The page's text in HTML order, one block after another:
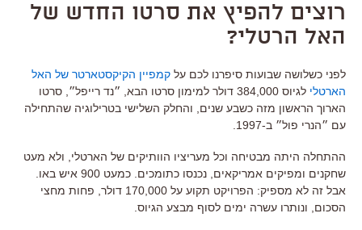
רוצים להפיץ את סרטו החדש של
האל הרטלי?
לפני כשלושה שבועות סיפרנו לכם על קמפיין הקיקסטארטר של האל
הארטלי
לגיוס 384,000 דולר למימון סרטו הבא, ״נד רייפל״, סרטו
הארוך הראשון מזה כשבע שנים, והחלק השלישי בטרילוגיה שהתחילה
עם ״הנרי פול״ ב-1997.
ההתחלה היתה מבטיחה וכל מעריציו הוותיקים של הארטלי, ולא מעט
שחקנים ומפיקים אמריקאים, נכנסו כתומכים. כמעט 900 איש באו.
אבל זה לא מספיק: הפרויקט תקוע על 170,000 דולר, פחות מחצי
הסכום, ונותרו עשרה ימים לסוף מבצע הגיוס.